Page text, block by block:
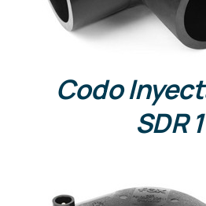
Codo
SDR